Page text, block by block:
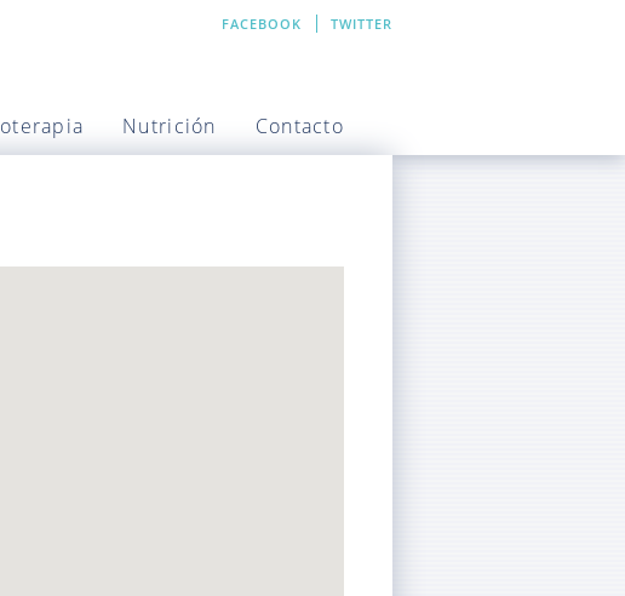
FACEBOOK TWITTER
Nutrición Contacto